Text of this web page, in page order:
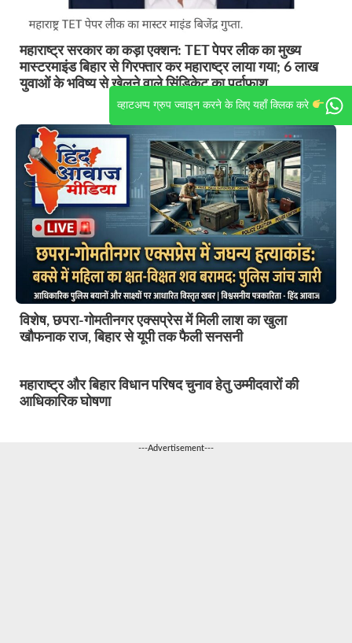
व्हाटअप्प ग्रुप ज्वाइन करने के लिए यहाँ क्लिक करे
महाराष्ट्र सरकार का कड़ा एक्शन: TET पेपर लीक का मुख्य
मास्टरमाइंड बिहार से गिरफ्तार कर महाराष्ट्र लाया गया; 6 लाख
युवाओं के भविष्य से खेलने वाले सिंडिकेट का पर्दाफाश
विशेष, छपरा-गोमतीनगर एक्सप्रेस में मिली लाश का खुला
खौफनाक राज, बिहार से यूपी तक फैली सनसनी
महाराष्ट्र और बिहार विधान परिषद चुनाव हेतु उम्मीदवारों की
आधिकारिक घोषणा
---Advertisement---